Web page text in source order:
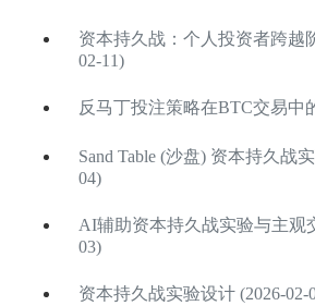
资本持久战：个人投资者跨越
02-11)
反马丁投注策略在BTC交易中
Sand Table (沙盘) 资本持久战
04)
AI辅助资本持久战实验与主观
03)
资本持久战实验设计 (2026-02-